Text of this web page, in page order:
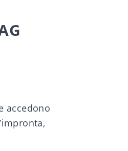
accedono